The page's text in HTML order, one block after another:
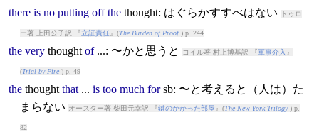
there is no putting off the thought: はぐらかすすべはない トゥロ
ー著 上田公子訳 『立証責任』(The Burden of Proof) p. 244
the very thought of...: 〜かと思うと コイル著 村上博基訳 『軍事介入 』
(Trial by Fire) p. 49
the thought that... is too much forsb: 〜と考えると（人は）た
まらない オースター著 柴田元幸訳 『鍵のかかった部屋 』(The New York Trilogy) p.
82